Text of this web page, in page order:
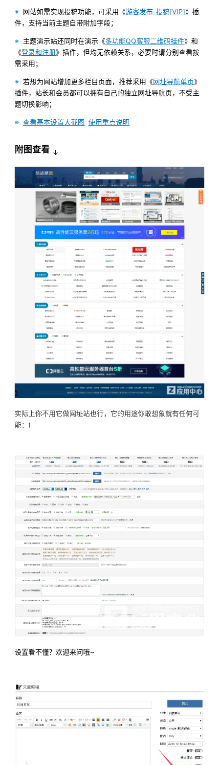
※ 网站如需实现投稿功能，可采用《游客发布-投稿[VIP]》插
件，支持当前主题自带附加字段；
※ 主题演示站还同时在演示《多功能QQ客服二维码挂件》和
《登录和注册》插件，但均无依赖关系，必要时请分别查看按
需采用；
※ 若想为网站增加更多栏目页面，推荐采用《网址导航单页》
插件，站长和会员都可以拥有自己的独立网址导航页，不受主
题切换影响；
※ 查看基本设置大截图 使用重点说明
附图查看 ↓
实际上你不用它做网址站也行，它的用途你敢想象就有任何可
能：)
设置看不懂？欢迎来问哦~